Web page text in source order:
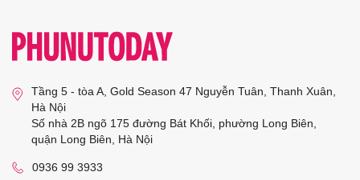
Tầng 5 - tòa A, Gold Season 47 Nguyễn Tuân, Thanh Xuân,
Hà Nội
Số nhà 2B ngõ 175 đường Bát Khối, phường Long Biên,
quận Long Biên, Hà Nội
0936 99 3933